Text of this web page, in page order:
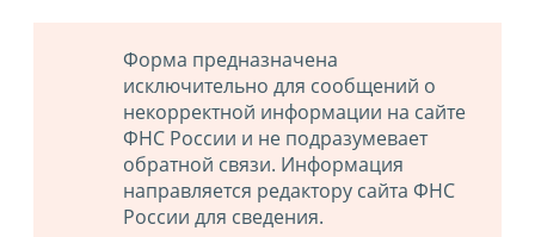
Форма предназначена
исключительно для сообщений о
некорректной информации на сайте
ФНС России и не подразумевает
обратной связи. Информация
направляется редактору сайта ФНС
России для сведения.